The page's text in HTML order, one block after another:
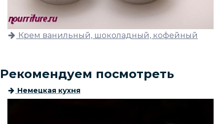
Крем ванильный, шоколадный, кофейный
Рекомендуем посмотреть
Немецкая кухня